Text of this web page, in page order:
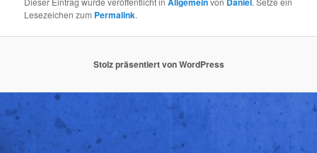
Lesezeichen zum Permalink.
Stolz präsentiert von WordPress